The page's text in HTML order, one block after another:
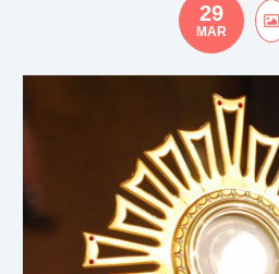
29
MAR